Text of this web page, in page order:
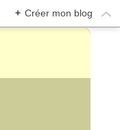
+ Créer mon blog